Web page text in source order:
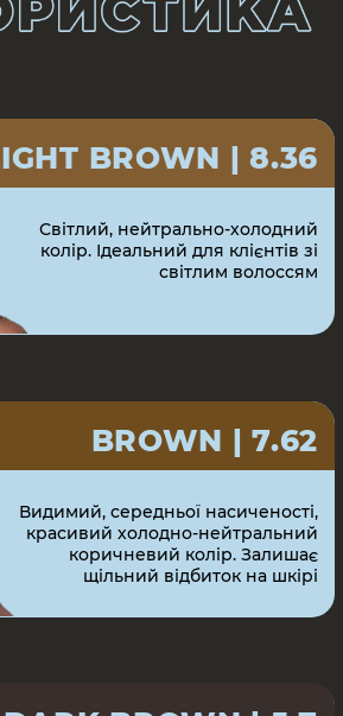
BLACK | 4.0
Залишає щільний відбиток
ДОСЯГАЙ ІДЕАЛЬНОГО
НАНЕСЕННЯ ФАРБИ